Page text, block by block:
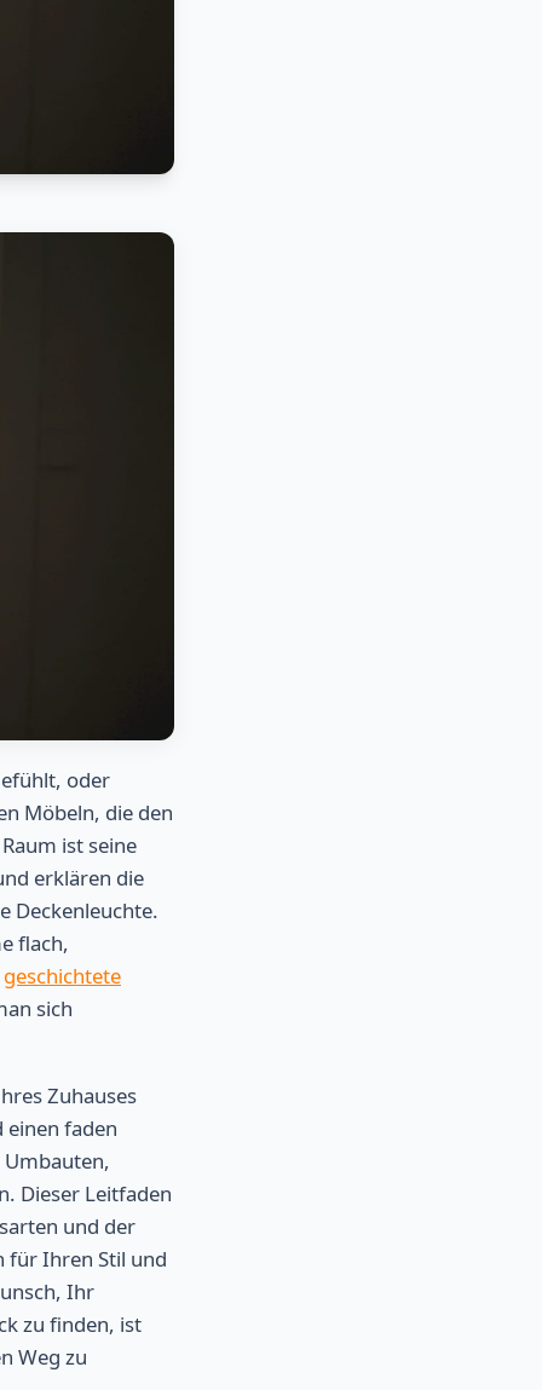
oder
Möbeln, die den
ist seine
erklären die
Deckenleuchte.
flach,
geschichtete
sich
Zuhauses
einen faden
Dieser Leitfaden
und der
für Ihren Stil und
Ihr
zu finden, ist
Weg zu